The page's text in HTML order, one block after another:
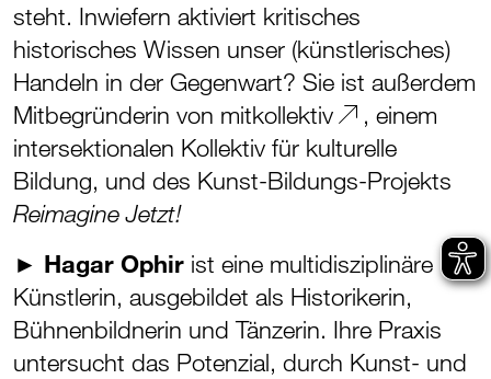
steht. Inwiefern aktiviert kritisches
historisches Wissen unser (künstlerisches)
Handeln in der Gegenwart? Sie ist außerdem
Mitbegründerin von mitkollektiv
, einem
intersektionalen Kollektiv für kulturelle
Bildung, und des Kunst-Bildungs-Projekts
Reimagine Jetzt!
► Hagar Ophir ist eine multidisziplinäre
Künstlerin, ausgebildet als Historikerin,
Bühnenbildnerin und Tänzerin. Ihre Praxis
untersucht das Potenzial, durch Kunst- und